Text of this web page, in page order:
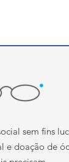
sem fins
e doação de